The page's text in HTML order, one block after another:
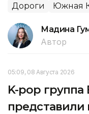
Дороги Южная
Мадина
Автор
05:09, 08 Августа 2026
K-pop группа
представили